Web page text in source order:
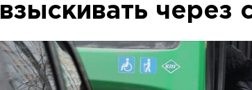
взыскивать через